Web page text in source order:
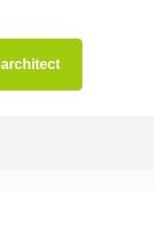
architect